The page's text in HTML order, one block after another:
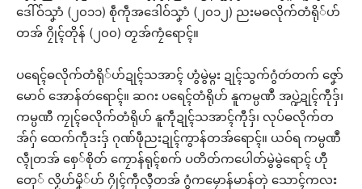
ဒေါ်ဝ်သၞာံ (၂၀၁၁) စဵုကဵုအဒေါဝ်သၞာံ (၂၀၁၂) ညးမဓလိုက်တံရို်ဟ်
တအ် ဂၠိုၚ်တိုန် (၂၀၀) တၟအ်ကၠံရောၚ်။
ပရေၚ်ဓလိုက်တံရို်ဟ်ဍုၚ်သအာၚ် ဟွံမွဲမ္ဂး ဍုၚ်သွက်ဂွံတဴတက် ဇၞော်
မောဝ် အောန်တဴရောၚ်။ ဆဂး ပရေၚ်တံရိုဟ် နူကမ္ပဏဳ အပ္ဍဲဍုၚ်ကီုဒှ်၊
ကမ္ပဏီ ကၠုၚ်ဓလိုက်တံရိုဟ် နူကဵုဍုၚ်သအာၚ်ကီုဒှ်၊ လုပ်ဓလိုက်တ
အ်ဂှ် ထေက်ကဵုဒးဒှ် ဂုဏ်ဖဵုညးဍုၚ်ကွာန်တအ်ရောၚ်။ ယဝ်ရ ကမ္ပဏဳ
လ္ၚဵုတအ် စှေ်စိုတ် ကၠောန်ရုၚ်စက် ပတိတ်ကပေါတ်မွဲမွဲရောၚ် ဟီု
တှေ် လၟိဟ်မၞိ်ဟ် ဂၠိုၚ်ကဵုလ္ၚီတအ် ဂွံကမၠောန်မာန်တုဲ သောၚ်ကလး